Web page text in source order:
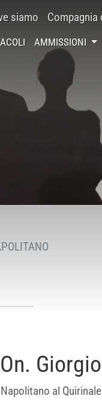
siamo Compagnia
AMMISSIONI
al Quirinale